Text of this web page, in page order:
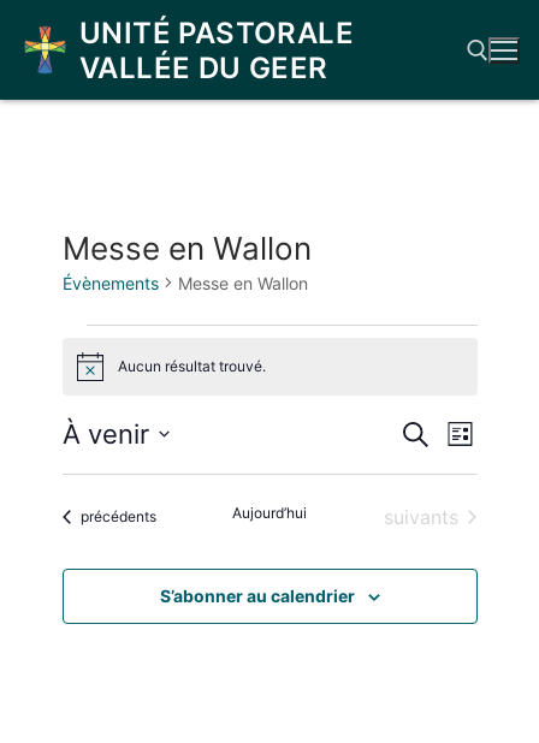
contenu
UNITÉ PASTORALE
VALLÉE DU GEER
Messe en Wallon
Évènements Messe en Wallon
NoticeAucun résultat trouvé.
et
navigation
vues
Recherche
de
Liste
À venir
date.
Évènements
précédents Aujourd’hui Évènements
suivants
S’abonner au calendrier